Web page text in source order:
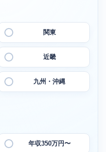
関東
近畿
九州・沖縄
年収350万円〜